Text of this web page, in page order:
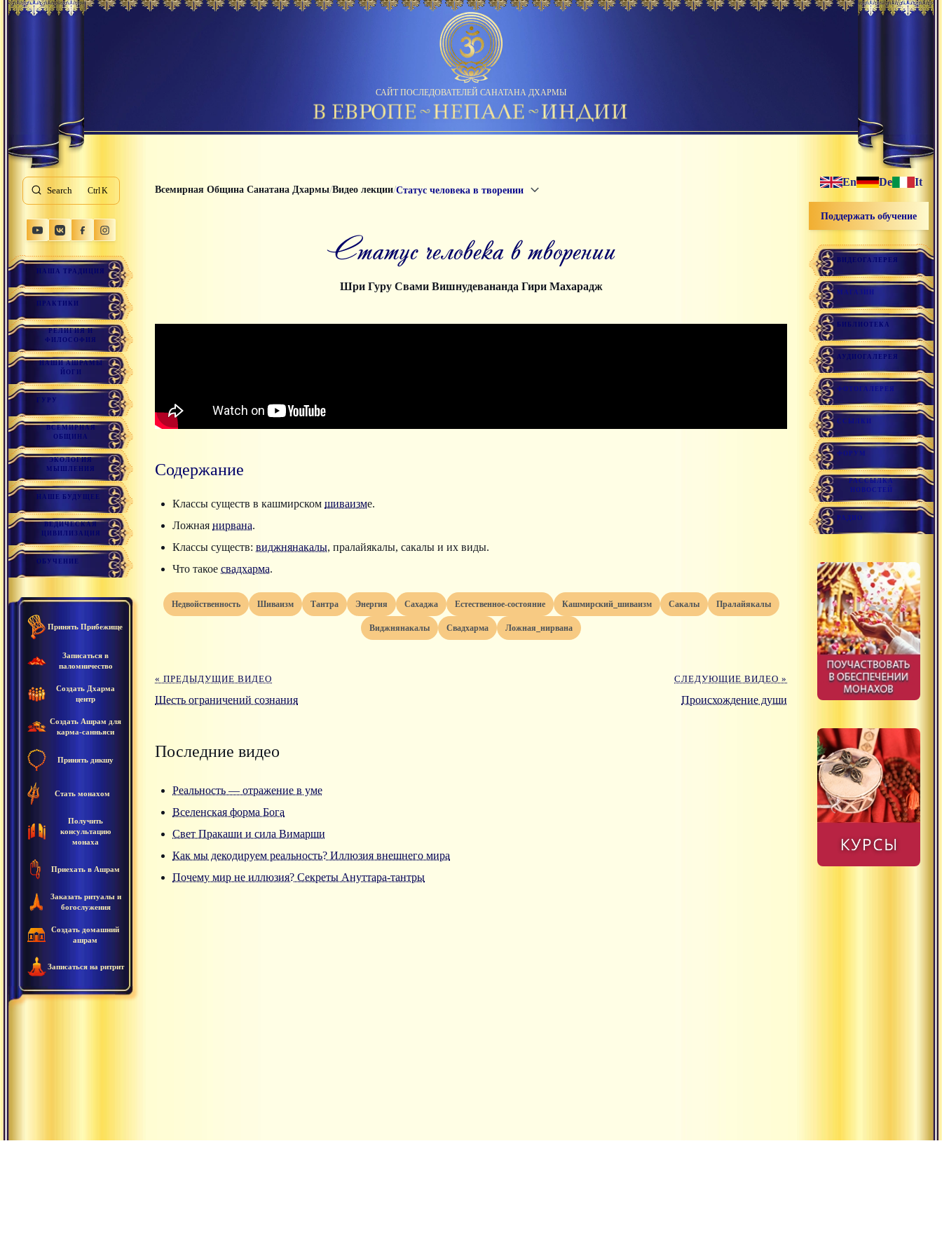
САЙТ ПОСЛЕДОВАТЕЛЕЙ САНАТАНА ДХАРМЫ
Search K
НАША ТРАДИЦИЯ
ПРАКТИКИ
РЕЛИГИЯ И
ФИЛОСОФИЯ
НАШИ АШРАМЫ
ЙОГИ
ГУРУ
ВСЕМИРНАЯ
ОБЩИНА
ЭКОЛОГИЯ
МЫШЛЕНИЯ
НАШЕ БУДУЩЕЕ
ВЕДИЧЕСКАЯ
ЦИВИЛИЗАЦИЯ
ОБУЧЕНИЕ
Принять Прибежище
Записаться в
паломничество
Создать Дхарма
центр
Создать Ашрам для
карма-санньяси
Принять дикшу
Стать монахом
Получить
консультацию
монаха
Приехать в Ашрам
Заказать ритуалы и
богослужения
Создать домашний
ашрам
Записаться на ритрит
Всемирная Община Санатана Дхармы/Видео лекции/Статус человека в творении
Статус человека в творении
Шри Гуру Свами Вишнудевананда Гири Махарадж
Содержание
Классы существ в кашмирском шиваизме.
Ложная нирвана.
Классы существ: виджнянакалы, пралайякалы, сакалы и их виды.
Что такое свадхарма.
недвойственность шиваизм тантра энергия сахаджа естественное-состояние кашмирский_шиваизм сакалы пралайякалы
виджнянакалы свадхарма ложная_нирвана
« ПРЕДЫДУЩИЕ ВИДЕО
Шесть ограничений сознания
СЛЕДУЮЩИЕ ВИДЕО »
Происхождение души
Последние видео
Реальность — отражение в уме
Вселенская форма Бога
Свет Пракаши и сила Вимарши
Как мы декодируем реальность? Иллюзия внешнего мира
Почему мир не иллюзия? Секреты Ануттара-тантры
En De It
Поддержать обучение
ВИДЕОГАЛЕРЕЯ
МАГАЗИН
БИБЛИОТЕКА
АУДИОГАЛЕРЕЯ
ФОТОГАЛЕРЕЯ
ССЫЛКИ
ФОРУМ
РАССЫЛКА
НОВОСТЕЙ
РАДИО